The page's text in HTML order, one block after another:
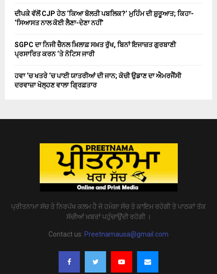
ਦੀਪਕੇ ਵੱਲੋਂ CJP ਹੇਠ ‘ਕਿਆ ਬੋਲਤੀ ਪਬਲਿਕ?’ ਮੁਹਿੰਮ ਦੀ ਸ਼ੁਰੂਆਤ; ਕਿਹਾ-
‘ਸਿਆਸਤ ਨਾਲ ਕੋਈ ਲੈਣਾ-ਦੇਣਾ ਨਹੀਂ’
SGPC ਦਾ ਨਿਜੀ ਚੈਨਲ ਖ਼ਿਲਾਫ਼ ਸਖ਼ਤ ਰੁੱਖ, ਬਿਨਾਂ ਇਜਾਜ਼ਤ ਗੁਰਬਾਣੀ
ਪ੍ਰਸਾਰਿਤ ਕਰਨ ‘ਤੇ ਨੋਟਿਸ ਜਾਰੀ
ਹਵਾ ‘ਚ ਖਤਰੇ ‘ਚ ਪਾਈ ਯਾਤਰੀਆਂ ਦੀ ਜਾਨ; ਕੋਚੀ ਉਡਾਣ ਦਾ ਐਮਰਜੈਂਸੀ
ਦਰਵਾਜ਼ਾ ਖੋਲ੍ਹਣ ਵਾਲਾ ਗ੍ਰਿਫ਼ਤਾਰ
ਪ੍ਰੀਤਨਾਮਾ ਸੱਚ ਤੇ ਨਿਰਪੱਖ ਕਲਮ ਹੈ ਜੋ ਹਮੇਸ਼ਾ ਸੱਚ ਤੇ ਕਾਇਮ ਰਹੇਗੀ ਤੇ ਪਾਠਕਾਂ ਤੱਕ
ਸੱਚੀਆਂ ਖ਼ਬਰਾਂ ਪਹੁੰਚਾਉਂਦੀ ਰਹੇਗੀ ।
Contact us: Preetnamausa@gmail.com